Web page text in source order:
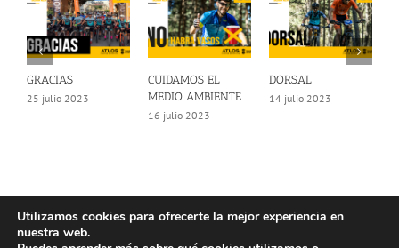
GRACIAS
25 julio 2023
CUIDAMOS EL
MEDIO AMBIENTE
16 julio 2023
DORSAL
14 julio 2023
© Copyright 2025 | Atlos Eventos Deportivos -
Utilizamos cookies para ofrecerte la mejor experiencia en
nuestra web.